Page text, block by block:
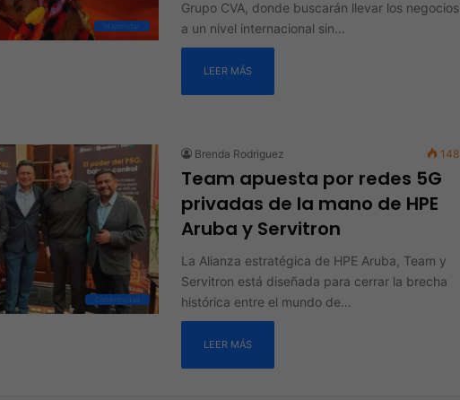
Mayoristas
Grupo CVA, donde buscarán llevar los negocios
a un nivel internacional sin…
LEER MÁS
Conectividad
Brenda Rodriguez 148
Team apuesta por redes 5G
privadas de la mano de HPE
Aruba y Servitron
La Alianza estratégica de HPE Aruba, Team y
Servitron está diseñada para cerrar la brecha
histórica entre el mundo de…
LEER MÁS